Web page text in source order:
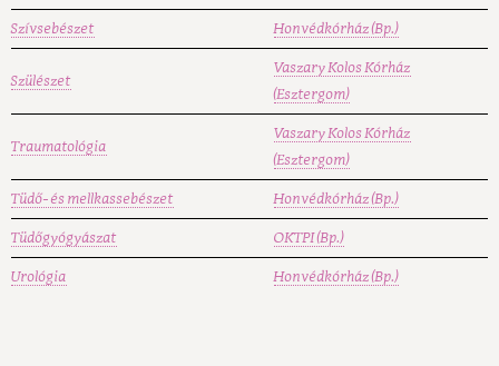
Szívsebészet Honvédkórház (Bp.)
Szülészet
Vaszary Kolos Kórház
(Esztergom)
Traumatológia
Vaszary Kolos Kórház
(Esztergom)
Tüdő- és mellkassebészet Honvédkórház (Bp.)
Tüdőgyógyászat OKTPI (Bp.)
Urológia Honvédkórház (Bp.)